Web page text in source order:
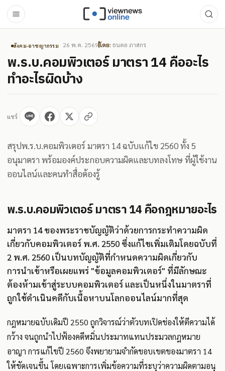
สังคม-อาชญากรรม 26 พ.ค. 2569โดย: ธนดล ภาสกร
พ.ร.บ.คอมพิวเตอร์ มาตรา 14 คืออะไร
ทำอะไรผิดบ้าง
แชร์
สรุปพ.ร.บ.คอมพิวเตอร์ มาตรา 14 ฉบับแก้ไข 2560 ทั้ง 5
อนุมาตรา พร้อมองค์ประกอบความผิดและบทลงโทษ ที่ผู้ใช้งาน
ออนไลน์และคนทำสื่อต้องรู้
พ.ร.บ.คอมพิวเตอร์ มาตรา 14 คือกฎหมายอะไร
มาตรา 14 ของพระราชบัญญัติว่าด้วยการกระทำความผิด
เกี่ยวกับคอมพิวเตอร์ พ.ศ. 2550 ซึ่งแก้ไขเพิ่มเติมโดยฉบับที่
2 พ.ศ. 2560 เป็นบทบัญญัติที่กำหนดความผิดเกี่ยวกับ
การนำเข้าหรือเผยแพร่ "ข้อมูลคอมพิวเตอร์" ที่มีลักษณะ
ต้องห้ามเข้าสู่ระบบคอมพิวเตอร์ และเป็นหนึ่งในมาตราที่
ถูกใช้ดำเนินคดีกับเนื้อหาบนโลกออนไลน์มากที่สุด
กฎหมายฉบับเดิมปี 2550 ถูกวิจารณ์ว่าตัวบทเปิดช่องให้ตีความได้
กว้าง จนถูกนำไปฟ้องคดีหมิ่นประมาทแทนประมวลกฎหมาย
อาญา การแก้ไขปี 2560 จึงพยายามจำกัดขอบเขตของมาตรา 14
ให้ชัดเจนขึ้น โดยเฉพาะการเพิ่มข้อความที่ระบุว่าความผิดตามอนุ